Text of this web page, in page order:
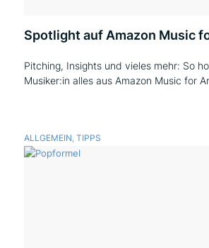
Spotlight auf Amazon Music
Pitching, Insights und vieles mehr: So
Musiker:in alles aus Amazon Music for
ALLGEMEIN, TIPPS